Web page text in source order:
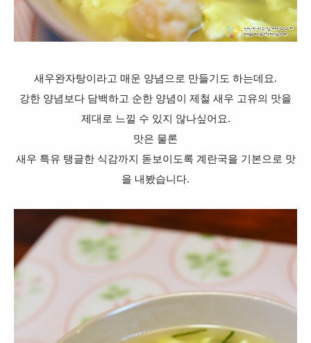
새우완자탕이라고 매운 양념으로 만들기도 하는데요.
강한 양념보다 담백하고 순한 양념이 제철 새우 고유의 맛을
제대로 느낄 수 있지 않나싶어요.
맛은 물론
새우 특유 탱글한 식감까지 돋보이도록 계란국을 기본으로 맛
을 내봤습니다.